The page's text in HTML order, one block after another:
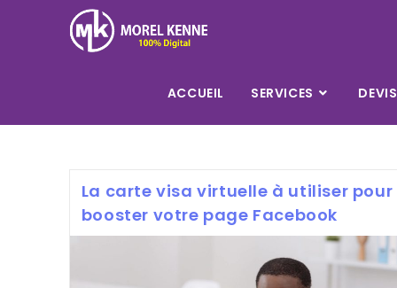
ACCUEIL SERVICES DEVIS
La carte visa virtuelle à utiliser pour
booster votre page Facebook